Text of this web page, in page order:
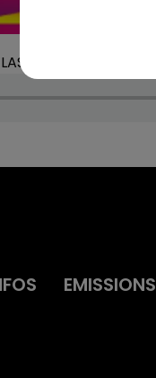
EMISSIONS